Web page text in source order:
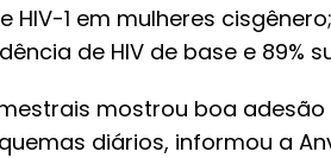
HIV-1 em mulheres
de HIV de base e 89%
mostrou boa
diários, informou a